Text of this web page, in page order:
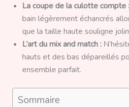
La coupe de la culotte compte :
bain légèrement échancrés
que la taille haute souligne
L’art du mix and match :
hauts et des bas dépareillés
ensemble parfait.
Sommaire